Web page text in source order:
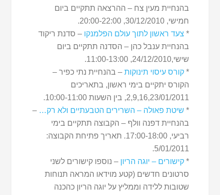
בהנחיית מעין צח – ההרצאה תתקיים ביום
חמישי, 30/12/2010, 20:00-22:00.
* צעד ראשון לתוך עולם הפלמנקו – סדנת ריקוד
בהנחיית ענבל כהן – הסדנה תתקיים ביום
שישי,24/12/2010, 11:00-13:00.
*קורס עיסוי תינוקות – בהנחיית נתי כפיר –
הקורס יתקיים בימי ראשון, בתאריכים
2,9,16,23/01/2011, בין השעות 10:00-11:00.
* שיטת פאולה – השרירים הטבעתיים ולא רק… –
בהנחיית דפנה וולף – הקבוצה תתקיים בימי
רביעי, 17:00-18:00. תאריך פתיחת הקבוצה:
5/01/2011.
*קישורים – יוגה הריון – נוספו קישורים לשני
סרטונים חדשים (קטע מוידאו המראה תנוחות
שטובות ללידה וממליץ על יוגה הריון כהכנה